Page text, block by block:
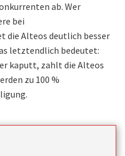
ab. Wer
bei
die Alteos deutlich besser
letztendlich bedeutet:
kaputt, zahlt die Alteos
zu 100 %